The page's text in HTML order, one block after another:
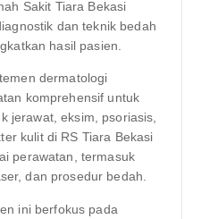
Sakit Tiara Bekasi
dan teknik bedah
hasil pasien.
dermatologi
komprehensif untuk
jerawat, eksim, psoriasis,
kulit di RS Tiara Bekasi
perawatan, termasuk
dan prosedur bedah.
ini berfokus pada